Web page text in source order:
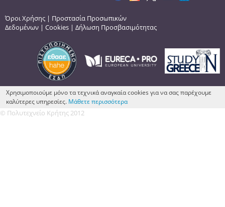
Όροι Χρήσης | Προστασία Προσωπικών
Δεδομένων | Cookies | Δήλωση Προσβασιμότητας
Χρησιμοποιούμε μόνο τα τεχνικά αναγκαία cookies για να σας παρέχουμε
καλύτερες υπηρεσίες. Μάθετε περισσότερα
© Πολυτεχνείο Κρήτης 2012